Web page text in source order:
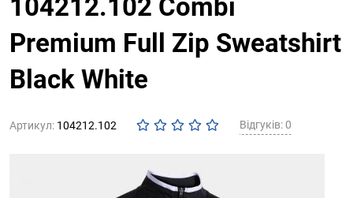
104212.102 Combi
Premium Full Zip Sweatshirt
Black White
Артикул: 104212.102 Відгуків: 0